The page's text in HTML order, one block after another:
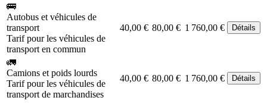
🚌
Autobus et véhicules de
transport
Tarif pour les véhicules de
transport en commun
40,00 € 80,00 € 1 760,00 € Détails
🚛
Camions et poids lourds
Tarif pour les véhicules de
transport de marchandises
40,00 € 80,00 € 1 760,00 € Détails